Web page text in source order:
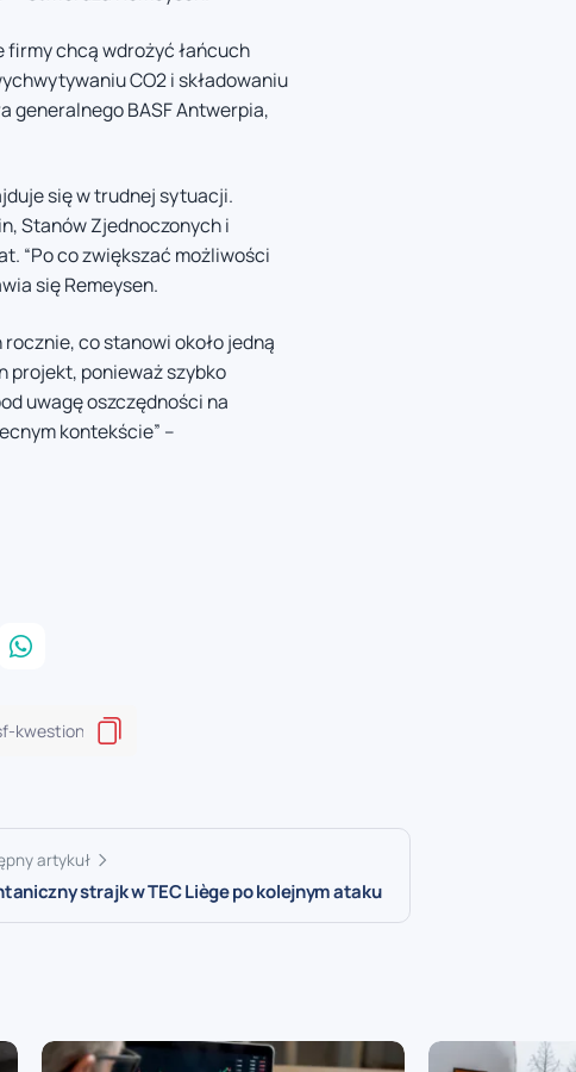
firmy chcą wdrożyć łańcuch
CO2 i składowaniu
generalnego BASF Antwerpia,
się w trudnej sytuacji.
Stanów Zjednoczonych i
“Po co zwiększać możliwości
się Remeysen.
rocznie, co stanowi około jedną
projekt, ponieważ szybko
uwagę oszczędności na
kontekście” –
artykuł
strajk w TEC Liège po kolejnym ataku